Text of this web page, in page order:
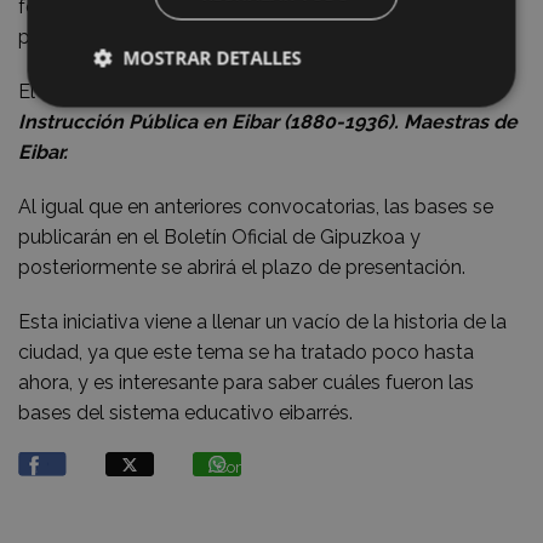
formada por la UPV/EHU y el Ayuntamiento de Eibar
pueda hacer un seguimiento del trabajo.
El tema será el mismo que la primera convocatoria:
Instrucción Pública en Eibar (1880-1936). Maestras de
Eibar.
Al igual que en anteriores convocatorias, las bases se
publicarán en el Boletín Oficial de Gipuzkoa y
posteriormente se abrirá el plazo de presentación.
Esta iniciativa viene a llenar un vacío de la historia de la
ciudad, ya que este tema se ha tratado poco hasta
ahora, y es interesante para saber cuáles fueron las
bases del sistema educativo eibarrés.
Compartir
MOSTRAR DETALLES